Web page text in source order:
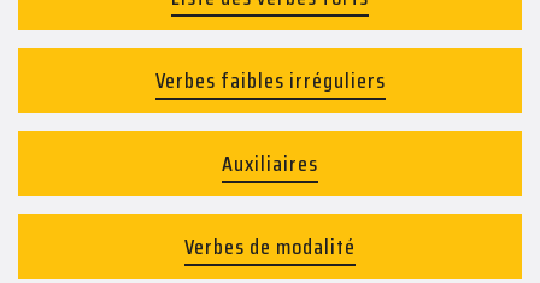
Verbes faibles irréguliers
Auxiliaires
Verbes de modalité